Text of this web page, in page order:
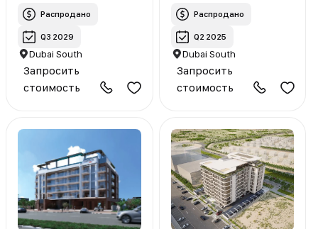
Распродано
Q3 2029
Dubai South
Запросить
стоимость
Распродано
Q2 2025
Dubai South
Запросить
стоимость